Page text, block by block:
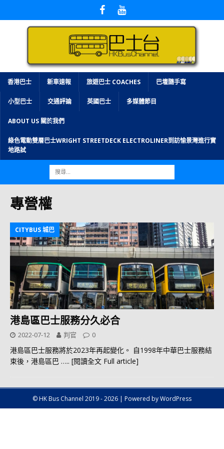
香港巴士 新車速報 旅遊巴士 COACHES 巴壇隨手寫
小型巴士 交通評論 英國巴士 多媒體節目
ABOUT US 關於我們
綠色電動雙層巴士WRIGHT STREETDECK ELECTROLINER到訪愉景灣進行實
地路試
專營權
CITYBUS 城巴
港島區巴士服務分久必合
2022-07-12 判官 0
港島區巴士服務將於2023年再起變化。 自1998年中華巴士服務結
束後，港島區巴 ….. [閱讀全文 Full article]
© HK Bus Channel 2019 - 2026 | Powered by WordPress